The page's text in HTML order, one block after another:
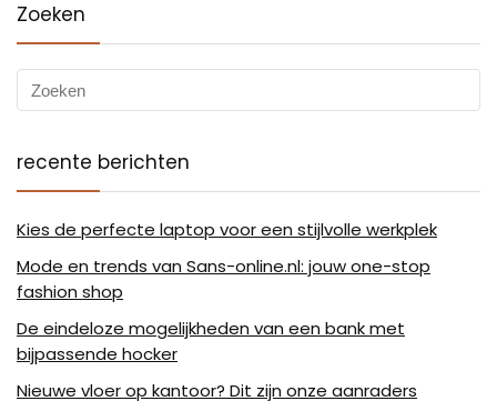
Zoeken
recente berichten
Kies de perfecte laptop voor een stijlvolle werkplek
Mode en trends van Sans-online.nl: jouw one-stop
fashion shop
De eindeloze mogelijkheden van een bank met
bijpassende hocker
Nieuwe vloer op kantoor? Dit zijn onze aanraders